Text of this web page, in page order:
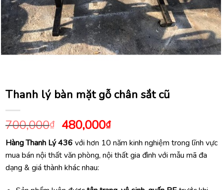
Thanh lý bàn mặt gỗ chân sắt cũ
700,000₫ Giá
gốc
là:
700,000₫.
480,000₫Giá
hiện
tại
là:
Hàng Thanh Lý 436 với hơn 10 năm kinh nghiệm trong lĩnh vực
mua bán nội thất văn phòng, nội thất gia đình với mẫu mã đa
dạng & giá thành khác nhau: